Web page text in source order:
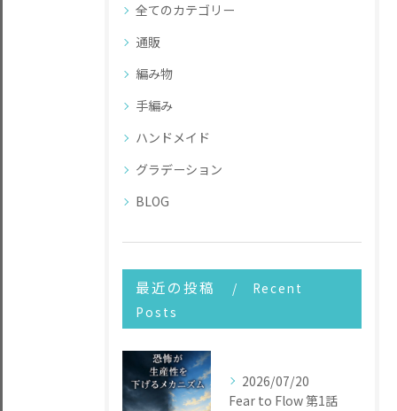
全てのカテゴリー
通販
編み物
手編み
ハンドメイド
グラデーション
BLOG
最近の投稿
Recent
Posts
2026/07/20
Fear to Flow 第1話